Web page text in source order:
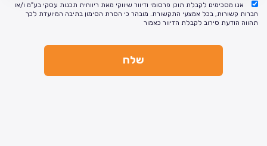
אנו מסכימים לקבלת תוכן פרסומי ודיוור שיווקי מאת ריווחית תכנות עסקי בע"מ ו/או
חברות קשורות, בכל אמצעי התקשורת. מובהר כי הסרת הסימון בתיבה המיועדת לכך
תהווה הודעת סירוב לקבלת הדיוור כאמור